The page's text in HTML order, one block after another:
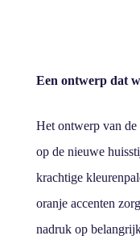
Een ontwerp dat
Het ontwerp van de
op de nieuwe
krachtige
oranje accenten
nadruk op